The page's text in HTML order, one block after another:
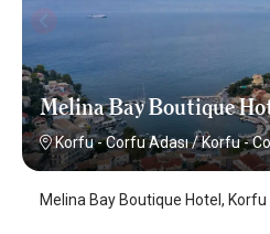
Melina Bay Boutique
Korfu - Corfu Adası/Korfu -
Melina Bay Boutique Hotel,